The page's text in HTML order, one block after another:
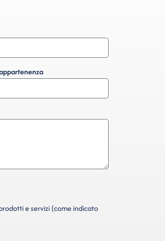
e servizi (come indicato